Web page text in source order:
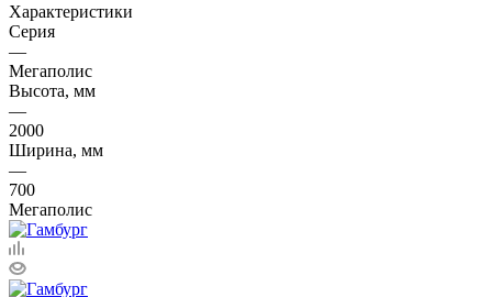
Характеристики
Серия
—
Мегаполис
Высота, мм
—
2000
Ширина, мм
—
700
Мегаполис